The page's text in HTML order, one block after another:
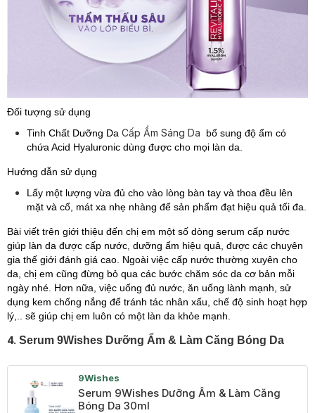
Đối tượng sử dụng
Tinh Chất Dưỡng Da Cấp Ẩm Sáng Da
bổ sung độ ẩm có
chứa Acid Hyaluronic dùng được cho mọi làn da.
Hướng dẫn sử dụng
Lấy một lượng vừa đủ cho vào lòng bàn tay và thoa đều lên
mặt và cổ, mát xa nhẹ nhàng để sản phẩm đạt hiệu quả tối đa.
Bài viết trên giới thiệu đến chị em một số dòng serum cấp nước
giúp làn da được cấp nước, dưỡng ẩm hiệu quả, được các chuyên
gia thế giới đánh giá cao. Ngoài việc cấp nước thường xuyên cho
da, chị em cũng đừng bỏ qua các bước chăm sóc da cơ bản mỗi
ngày nhé. Hơn nữa, việc uống đủ nước, ăn uống lành mạnh, sử
dụng kem chống nắng để tránh tác nhân xấu, chế độ sinh hoạt hợp
lý,.. sẽ giúp chị em luôn có một làn da khỏe mạnh.
4. Serum 9Wishes Dưỡng Ẩm & Làm Căng Bóng Da
9Wishes
Serum 9Wishes Dưỡng Ẩm & Làm Căng
Bóng Da 30ml